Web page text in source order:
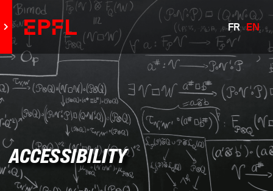
Go to main site FR EN
ACCESSIBILITY